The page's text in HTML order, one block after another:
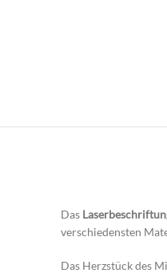
Das
verschiedensten
Das Herzstück des